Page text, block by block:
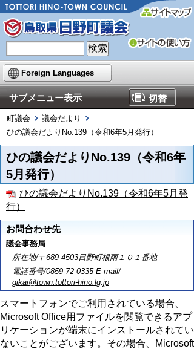
Foreign Languages
サブメニュー表示 切替
町議会
議会だより
ひの議会だよりNo.139（令和6年5月発行）
ひの議会だよりNo.139（令和6年
5月発行）
ひの議会だよりNo.139（令和6年5月発
行）
お問合わせ先
議会事務局
所在地/〒689-4503日野町根雨１０１番地
電話番号/0859-72-0335E-mail/
gikai@town.tottori-hino.lg.jp
スマートフォンでご利用されている場合、
Microsoft Office用ファイルを閲覧できるアプ
リケーションが端末にインストールされてい
ないことがございます。その場合、Microsoft